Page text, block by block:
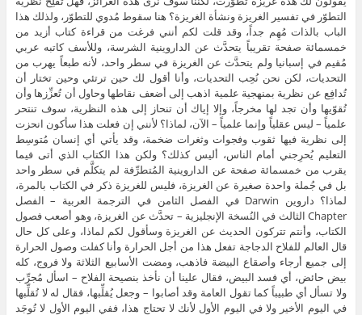
التطوّر في تفسير الغريزة ونشأة الغريزة؟ هنا سقوط مُدوي للتطوّر، ولذلك هذا
الباب بالذات مُهِم جداً، وقد قلت لكم أنني فرغت من قراءة كتاب أزيد من
خمسمائة صفحة تقريباً يتحدَّث عن الداروينية الشرسة، وللأسف كاتبه عربي
مُقيم في إسبانيا ولم يتحدَّث عن الغريزة في سطر واحد، لأنه طبعاً يهرب من
التحديات، لكن نحن نُحِب التحديات، وأنا أقول لك حين ترتئي وحين تختار أن
تُدافِع عن نظرية بمنهجية علمية اذهب إلى أضعف نقاطها وحاول أن تُعزِّزها وأن
تُقوّيها وأن تجد لها مخرجاً، وإلا إياك أن تنحاز إلى هذه النظرية، سوف تنتحر
علمياً – ليس عقلياً وإنما علمياً – الآن، لماذا؟ لأنني إن فعلت هذا سأكون انحزت
إلى نظرية فيها ثقوب وفجوات وثغرات ضخمة، وقد يأتي أي إنسان مُتوسِط
التعليم يُحرِجني أمام الناس، أليس كذلك؟ ولكن هذا الكتاب الذي أتى فيما
يقرب من خمسمائة صفحة عن الداروينية المُتطرِّفة لم يتكلَّم في سطر واحد
بل في جُملة واحدة صغيرة عن الغريزة، فليس للغريزة ذكر في الكتاب بالمرة،
لماذا؟ داروين Darwin في الفصل الثامن في الترجمة العربية – الفصل
Chapter الثالث في النُسخة الإنجليزية – تحدَّث عن الغريزة، وهو أصعب فصول
الكتاب، وأنتم تتركون الحديث عن الغريزة وسأقول لكم لماذا، وعلى كل حال
قال العالم للفلاح الدجاجة تفعل هذا من أجل الحرارة وأنا كفلت وصول الحرارة
إلى جميع أرجاء وأصقاع البيضة فاذهب، ومضت الأسابيع الثلاثة ولا فروج، كله
بيض حائض، أي فسد البيض، فقال علينا أن نأخذ بنصيحة الفلاح – اسأل مُجرِّب
ولا تسأل أي طبيباً كما تقول العامة وقد أصابوا – وجعل يُقلِّبها، فقال له لا تُقلِّبها
في اليوم الأخير ولا في اليوم الأول لأنك لا تحتاج هذا، ففي اليوم الأول لا تُوجَد